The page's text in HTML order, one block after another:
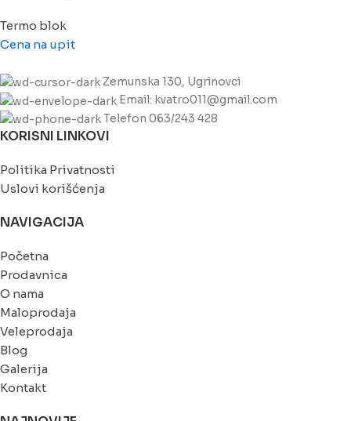
Termo blok
Cena na upit
Zemunska 130, Ugrinovci
Email: kvatro011@gmail.com
Telefon 063/243 428
KORISNI LINKOVI
Politika Privatnosti
Uslovi korišćenja
NAVIGACIJA
Početna
Prodavnica
O nama
Maloprodaja
Veleprodaja
Blog
Galerija
Kontakt